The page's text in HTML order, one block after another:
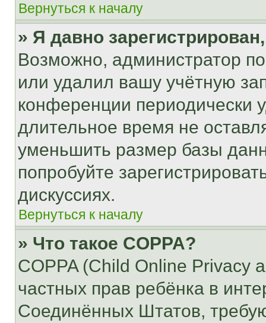
Вернуться к началу
» Я давно
Возможно, администратор
или удалил вашу учётную
конференции периодически
длительное время не
уменьшить размер базы
попробуйте
дискуссиях.
Вернуться к началу
» Что такое COPPA?
COPPA (Child Online Privacy
частных прав ребёнка в
Соединённых Штатов,